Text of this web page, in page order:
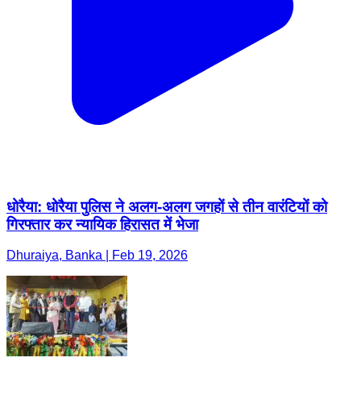
धोरैया: धोरैया पुलिस ने अलग-अलग जगहों से तीन वारंटियों को
गिरफ्तार कर न्यायिक हिरासत में भेजा
Dhuraiya, Banka | Feb 19, 2026